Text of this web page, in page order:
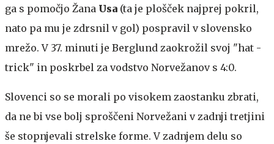
ga s pomočjo Žana Usa (ta je plošček najprej pokril,
nato pa mu je zdrsnil v gol) pospravil v slovensko
mrežo. V 37. minuti je Berglund zaokrožil svoj "hat -
trick" in poskrbel za vodstvo Norvežanov s 4:0.
Slovenci so se morali po visokem zaostanku zbrati,
da ne bi vse bolj sproščeni Norvežani v zadnji tretjini
še stopnjevali strelske forme. V zadnjem delu so